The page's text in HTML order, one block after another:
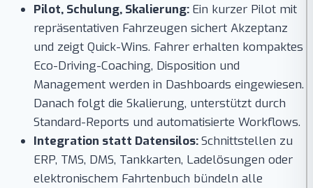
Pilot, Schulung, Skalierung: Ein kurzer Pilot mit
repräsentativen Fahrzeugen sichert Akzeptanz
und zeigt Quick-Wins. Fahrer erhalten kompaktes
Eco-Driving-Coaching, Disposition und
Management werden in Dashboards eingewiesen.
Danach folgt die Skalierung, unterstützt durch
Standard-Reports und automatisierte Workflows.
Integration statt Datensilos:Schnittstellen zu
ERP, TMS, DMS, Tankkarten, Ladelösungen oder
elektronischem Fahrtenbuch bündeln alle